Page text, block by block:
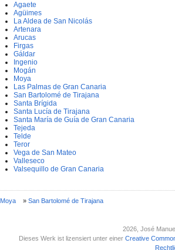
Agaete
Agüimes
La Aldea de San Nicolás
Artenara
Arucas
Firgas
Gáldar
Ingenio
Mogán
Moya
Las Palmas de Gran Canaria
San Bartolomé de Tirajana
Santa Brí­gida
Santa Lucí­a de Tirajana
Santa Marí­a de Guí­a de Gran Canaria
Tejeda
Telde
Teror
Vega de San Mateo
Valleseco
Valsequillo de Gran Canaria
Moya» San Bartolomé de Tirajana
2026 , José
Dieses Werk ist lizensiert unter einer Creative